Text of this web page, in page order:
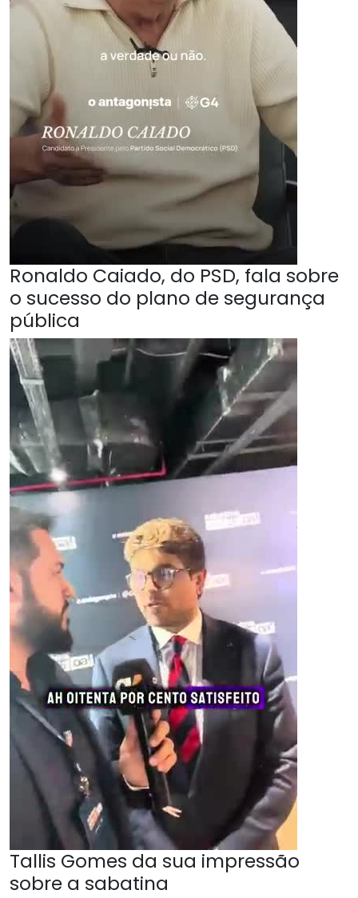
Ronaldo Caiado, do PSD, fala sobre
o sucesso do plano de segurança
pública
Tallis Gomes da sua impressão
sobre a sabatina